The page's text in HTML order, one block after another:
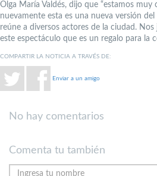
Olga María Valdés, dijo que “estamos
nuevamente esta es una nueva versión
reúne a diversos actores de la ciudad.
este espectáculo que es un regalo para la
COMPARTIR LA NOTICIA A TRAVÉS DE:
Enviar a un amigo
No hay comentarios
Comenta tu también